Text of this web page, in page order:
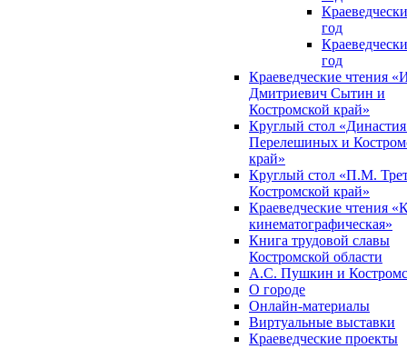
год
год
Краеведческие чтения
Дмитриевич Сытин и
Костромской край»
Круглый стол
Перелешиных и
край»
Круглый стол «П.М.
Костромской край»
Краеведческие чтения
кинематографическая»
Книга трудовой славы
Костромской области
А.С. Пушкин и
О городе
Онлайн-материалы
Виртуальные выставки
Краеведческие проекты